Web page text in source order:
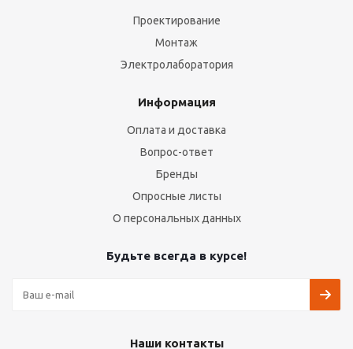
Проектирование
Монтаж
Электролаборатория
Информация
Оплата и доставка
Вопрос-ответ
Бренды
Опросные листы
О персональных данных
Будьте всегда в курсе!
Наши контакты